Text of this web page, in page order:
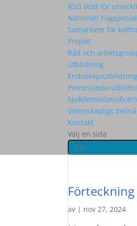
RSG stöd för
Nationell
Samarbete för
Projekt
Råd och
Utbildning
Vetenskapligt
Kontakt
Välj en sida
Förteckning
av | nov 27, 2024